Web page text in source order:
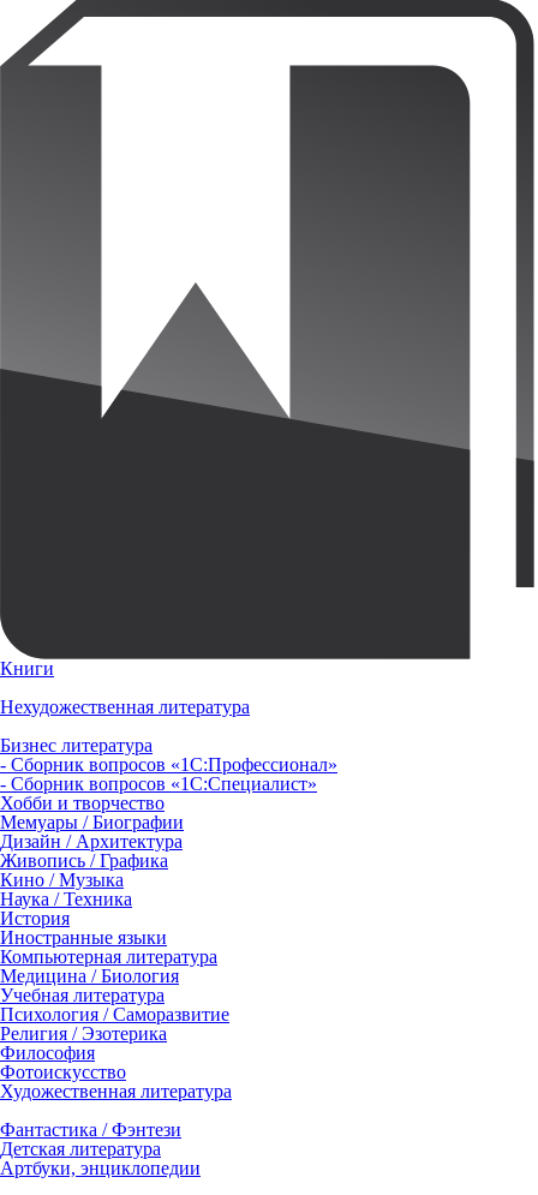
Книги
Нехудожественная литература
Бизнес литература
- Сборник вопросов «1С:Профессионал»
- Сборник вопросов «1С:Специалист»
Хобби и творчество
Мемуары / Биографии
Дизайн / Архитектура
Живопись / Графика
Кино / Музыка
Наука / Техника
История
Иностранные языки
Компьютерная литература
Медицина / Биология
Учебная литература
Психология / Саморазвитие
Религия / Эзотерика
Философия
Фотоискусство
Художественная литература
Фантастика / Фэнтези
Детская литература
Артбуки, энциклопедии